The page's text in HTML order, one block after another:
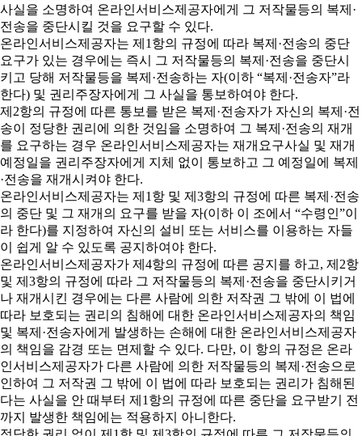
사실을 소명하여 온라인서비스제공자에게 그 저작물등의 복제·
전송을 중단시킬 것을 요구할 수 있다.
온라인서비스제공자는 제1항의 규정에 따라 복제·전송의 중단
요구가 있는 경우에는 즉시 그 저작물등의 복제·전송을 중단시
키고 당해 저작물등을 복제·전송하는 자(이하 “복제·전송자”라
한다) 및 권리주장자에게 그 사실을 통보하여야 한다.
제2항의 규정에 따른 통보를 받은 복제·전송자가 자신의 복제·전
송이 정당한 권리에 의한 것임을 소명하여 그 복제·전송의 재개
를 요구하는 경우 온라인서비스제공자는 재개요구사실 및 재개
예정일을 권리주장자에게 지체 없이 통보하고 그 예정일에 복제
·전송을 재개시켜야 한다.
온라인서비스제공자는 제1항 및 제3항의 규정에 따른 복제·전송
의 중단 및 그 재개의 요구를 받을 자(이하 이 조에서 “수령인”이
라 한다)를 지정하여 자신의 설비 또는 서비스를 이용하는 자들
이 쉽게 알 수 있도록 공지하여야 한다.
온라인서비스제공자가 제4항의 규정에 따른 공지를 하고, 제2항
및 제3항의 규정에 따라 그 저작물등의 복제·전송을 중단시키거
나 재개시킨 경우에는 다른 사람에 의한 저작권 그 밖에 이 법에
따라 보호되는 권리의 침해에 대한 온라인서비스제공자의 책임
및 복제·전송자에게 발생하는 손해에 대한 온라인서비스제공자
의 책임을 감경 또는 면제할 수 있다. 다만, 이 항의 규정은 온라
인서비스제공자가 다른 사람에 의한 저작물등의 복제·전송으로
인하여 그 저작권 그 밖에 이 법에 따라 보호되는 권리가 침해된
다는 사실을 안 때부터 제1항의 규정에 따른 중단을 요구받기 전
까지 발생한 책임에는 적용하지 아니한다.